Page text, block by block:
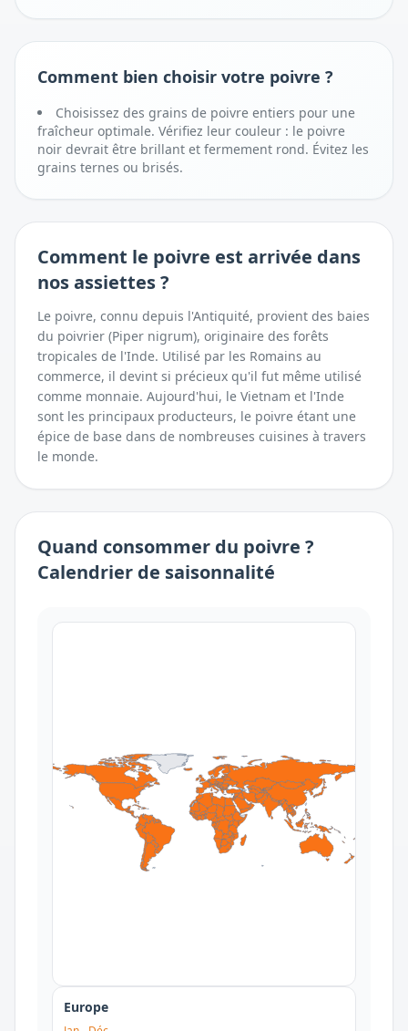
Comment bien choisir votre poivre ?
Choisissez des grains de poivre entiers pour une
fraîcheur optimale. Vérifiez leur couleur : le poivre
noir devrait être brillant et fermement rond. Évitez les
grains ternes ou brisés.
Comment le poivre est arrivée dans
nos assiettes ?
Le poivre, connu depuis l'Antiquité, provient des baies
du poivrier (Piper nigrum), originaire des forêts
tropicales de l'Inde. Utilisé par les Romains au
commerce, il devint si précieux qu'il fut même utilisé
comme monnaie. Aujourd'hui, le Vietnam et l'Inde
sont les principaux producteurs, le poivre étant une
épice de base dans de nombreuses cuisines à travers
le monde.
Quand consommer du poivre ?
Calendrier de saisonnalité
Europe